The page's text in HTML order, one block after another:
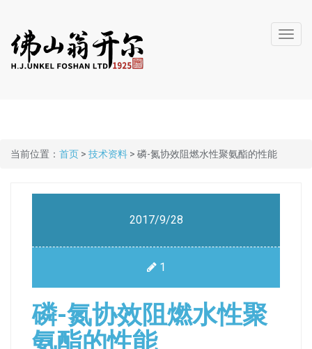
当前位置： 首页 > 技术资料 > 磷-氮协效阻燃水性聚氨酯的性能
2017/9/28
1
磷-氮协效阻燃水性聚
氨酯的性能